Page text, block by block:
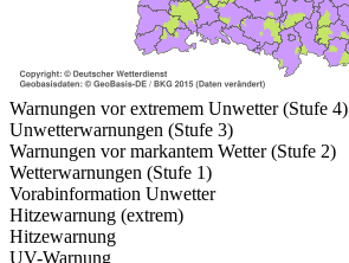
Warnungen vor extremem Unwetter (Stufe 4)
Unwetterwarnungen (Stufe 3)
Warnungen vor markantem Wetter (Stufe 2)
Wetterwarnungen (Stufe 1)
Vorabinformation Unwetter
Hitzewarnung (extrem)
Hitzewarnung
UV-Warnung